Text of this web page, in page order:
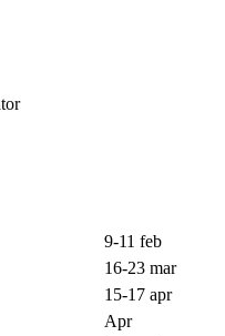
9-11 feb
16-23 mar
15-17 apr
Apr